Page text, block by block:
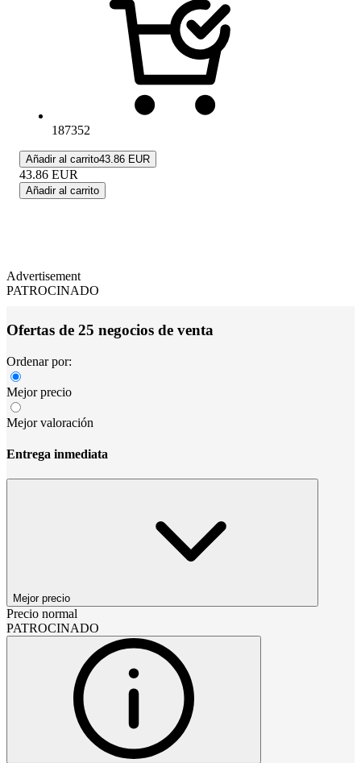
187352
Añadir al carrito43.86 EUR
43.86 EUR
Añadir al carrito
Advertisement
PATROCINADO
Ofertas de 25 negocios de venta
Ordenar por:
Mejor precio
Mejor valoración
Entrega inmediata
Mejor precio
Precio normal
PATROCINADO